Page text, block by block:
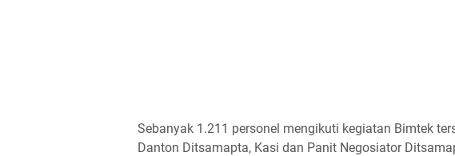
Sebanyak 1.211 personel mengikuti kegiatan Bimtek
Danton Ditsamapta, Kasi dan Panit Negosiator